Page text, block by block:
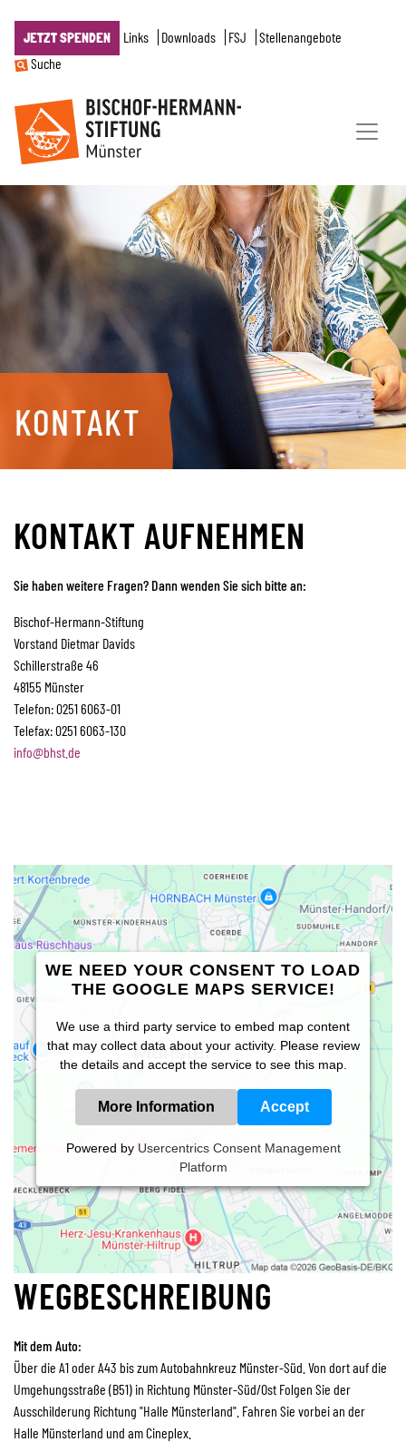
JETZT SPENDEN Links Downloads FSJ
Stellenangebote
Suche
KONTAKT
KONTAKT AUFNEHMEN
Sie haben weitere Fragen? Dann wenden Sie sich bitte an:
Bischof-Hermann-Stiftung
Vorstand Dietmar Davids
Schillerstraße 46
48155 Münster
Telefon: 0251 6063-01
Telefax: 0251 6063-130
info@bhst.de
WE NEED YOUR CONSENT TO LOAD
THE GOOGLE MAPS SERVICE!
We use a third party service to embed map content
that may collect data about your activity. Please review
the details and accept the service to see this map.
More Information Accept
Powered by Usercentrics Consent Management
Platform
WEGBESCHREIBUNG
Mit dem Auto:
Über die A1 oder A43 bis zum Autobahnkreuz Münster-Süd. Von dort auf die
Umgehungsstraße (B51) in Richtung Münster-Süd/Ost Folgen Sie der
Ausschilderung Richtung "Halle Münsterland". Fahren Sie vorbei an der
Halle Münsterland und am Cineplex.